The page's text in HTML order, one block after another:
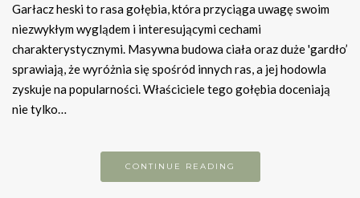
Garłacz heski to rasa gołębia, która przyciąga uwagę swoim
niezwykłym wyglądem i interesującymi cechami
charakterystycznymi. Masywna budowa ciała oraz duże 'gardło’
sprawiają, że wyróżnia się spośród innych ras, a jej hodowla
zyskuje na popularności. Właściciele tego gołębia doceniają
nie tylko…
CONTINUE READING